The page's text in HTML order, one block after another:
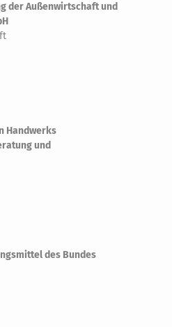
der Außenwirtschaft und
Handwerks
und
des Bundes